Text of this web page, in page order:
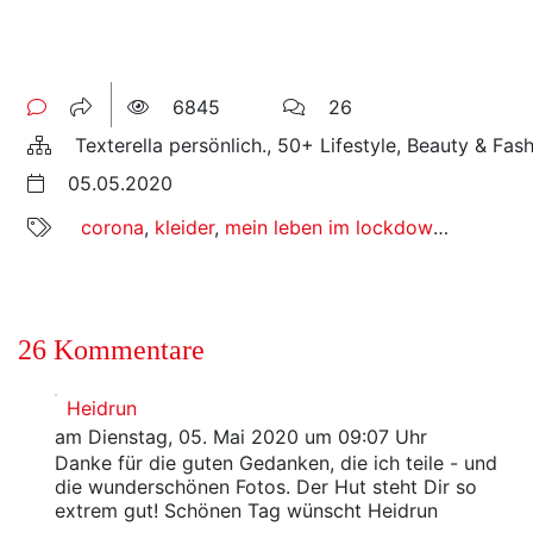
6845
26
Texterella persönlich., 50+ Lifestyle, Beauty &
05.05.2020
corona, kleider, mein leben im lockdown ,
26 Kommentare
Heidrun
am Dienstag, 05. Mai 2020 um 09:07 Uhr
Danke für die guten Gedanken, die ich teile - und
die wunderschönen Fotos. Der Hut steht Dir so
extrem gut! Schönen Tag wünscht Heidrun